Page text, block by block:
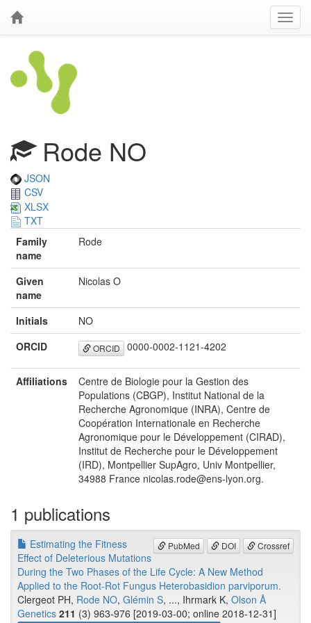
Rode NO
JSON
CSV
XLSX
TXT
Family
name
Rode
Given
name
Nicolas O
Initials
NO
ORCID
ORCID 0000-0002-1121-4202
Affiliations
Centre de Biologie pour la Gestion des
Populations (CBGP), Institut National de la
Recherche Agronomique (INRA), Centre de
Coopération Internationale en Recherche
Agronomique pour le Développement (CIRAD),
Institut de Recherche pour le Développement
(IRD), Montpellier SupAgro, Univ Montpellier,
34988 France nicolas.rode@ens-lyon.org.
1 publications
PubMed DOI Crossref
Estimating the Fitness
Effect of Deleterious Mutations
During the Two Phases of the Life Cycle: A New Method
Applied to the Root-Rot Fungus Heterobasidion parviporum.
Clergeot PH, Rode NO, Glémin S, ..., Ihrmark K, Olson Å
Genetics 211 (3) 963-976 [2019-03-00; online 2018-12-31]